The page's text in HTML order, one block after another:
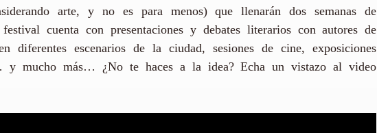
arte, y no es para menos) que llenarán dos semanas de
cuenta con presentaciones y debates literarios con autores de
diferentes escenarios de la ciudad, sesiones de cine, exposiciones
y mucho más… ¿No te haces a la idea? Echa un vistazo al video